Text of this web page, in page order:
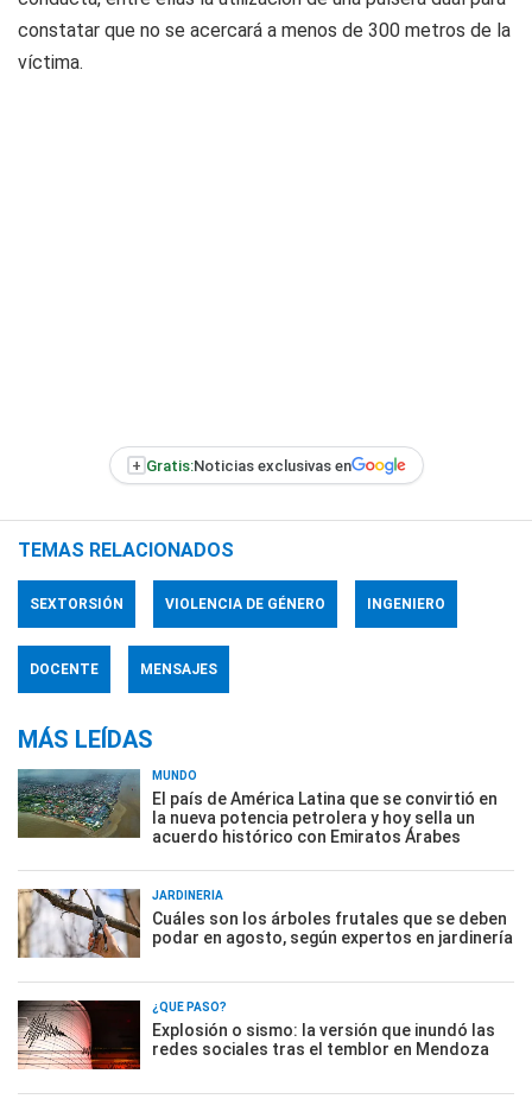
constatar que no se acercará a menos de 300 metros de la
víctima.
+ Gratis:Noticias exclusivas en
TEMAS RELACIONADOS
SEXTORSIÓN VIOLENCIA DE GÉNERO INGENIERO
DOCENTE MENSAJES
MÁS LEÍDAS
MUNDO
El país de América Latina que se convirtió en
la nueva potencia petrolera y hoy sella un
acuerdo histórico con Emiratos Árabes
JARDINERÍA
Cuáles son los árboles frutales que se deben
podar en agosto, según expertos en jardinería
¿QUÉ PASÓ?
Explosión o sismo: la versión que inundó las
redes sociales tras el temblor en Mendoza